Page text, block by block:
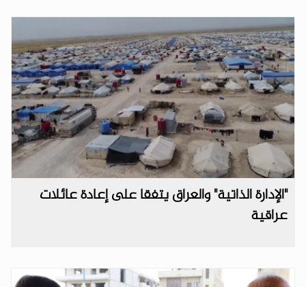
"الإدارة الذاتية" والعراق يتفقا على إعادة عائلات
عراقية